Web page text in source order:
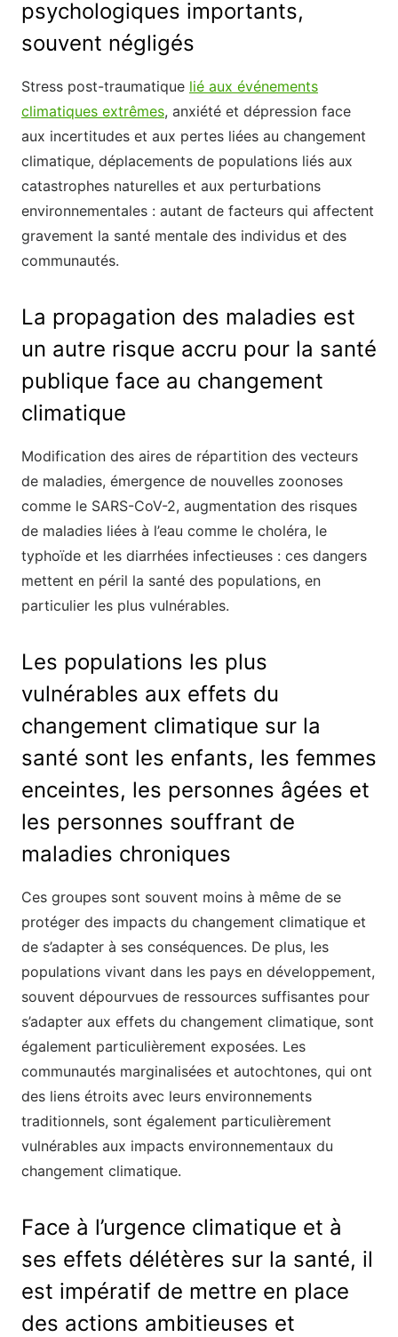
psychologiques importants,
souvent négligés
Stress post-traumatique lié aux événements
climatiques extrêmes, anxiété et dépression face
aux incertitudes et aux pertes liées au changement
climatique, déplacements de populations liés aux
catastrophes naturelles et aux perturbations
environnementales : autant de facteurs qui affectent
gravement la santé mentale des individus et des
communautés.
La propagation des maladies est
un autre risque accru pour la santé
publique face au changement
climatique
Modification des aires de répartition des vecteurs
de maladies, émergence de nouvelles zoonoses
comme le SARS-CoV-2, augmentation des risques
de maladies liées à l’eau comme le choléra, le
typhoïde et les diarrhées infectieuses : ces dangers
mettent en péril la santé des populations, en
particulier les plus vulnérables.
Les populations les plus
vulnérables aux effets du
changement climatique sur la
santé sont les enfants, les femmes
enceintes, les personnes âgées et
les personnes souffrant de
maladies chroniques
Ces groupes sont souvent moins à même de se
protéger des impacts du changement climatique et
de s’adapter à ses conséquences. De plus, les
populations vivant dans les pays en développement,
souvent dépourvues de ressources suffisantes pour
s’adapter aux effets du changement climatique, sont
également particulièrement exposées. Les
communautés marginalisées et autochtones, qui ont
des liens étroits avec leurs environnements
traditionnels, sont également particulièrement
vulnérables aux impacts environnementaux du
changement climatique.
Face à l’urgence climatique et à
ses effets délétères sur la santé, il
est impératif de mettre en place
des actions ambitieuses et